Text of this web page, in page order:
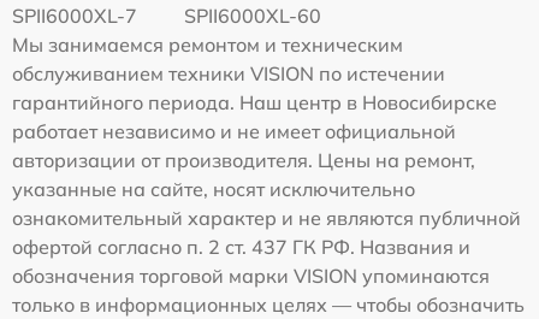
SPII6000XL-7
SPII6000XL-60
Мы занимаемся ремонтом и техническим
обслуживанием техники VISION по истечении
гарантийного периода. Наш центр в Новосибирске
работает независимо и не имеет официальной
авторизации от производителя. Цены на ремонт,
указанные на сайте, носят исключительно
ознакомительный характер и не являются публичной
офертой согласно п. 2 ст. 437 ГК РФ. Названия и
обозначения торговой марки VISION упоминаются
только в информационных целях — чтобы обозначить